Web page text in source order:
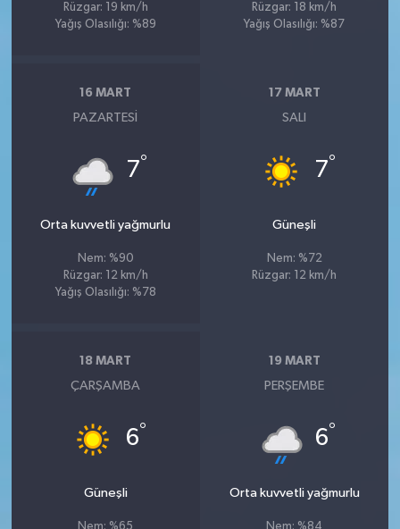
Rüzgar: 19 km/h
Yağış Olasılığı: %89
Rüzgar: 18 km/h
Yağış Olasılığı: %87
16 MART
PAZARTESI
7°
Orta kuvvetli yağmurlu
Nem: %90
Rüzgar: 12 km/h
Yağış Olasılığı: %78
17 MART
SALI
7°
Güneşli
Nem: %72
Rüzgar: 12 km/h
18 MART
ÇARŞAMBA
6°
Güneşli
Nem: %65
19 MART
PERŞEMBE
6°
Orta kuvvetli yağmurlu
Nem: %84